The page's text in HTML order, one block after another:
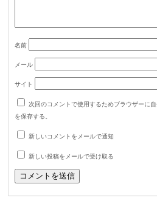
名前
メール
サイト
次回のコメントで使用するためブラウザーに
を保存する。
新しいコメントをメールで通知
新しい投稿をメールで受け取る